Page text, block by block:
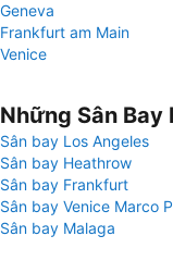
Geneva
Frankfurt am Main
Venice
Những Sân Bay
Sân bay Los Angeles
Sân bay Heathrow
Sân bay Frankfurt
Sân bay Venice Marco
Sân bay Malaga